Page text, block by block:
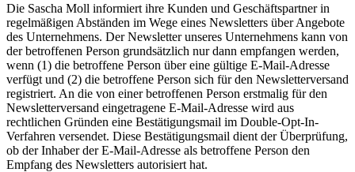
Die Sascha Moll informiert ihre Kunden und Geschäftspartner in
regelmäßigen Abständen im Wege eines Newsletters über Angebote
des Unternehmens. Der Newsletter unseres Unternehmens kann von
der betroffenen Person grundsätzlich nur dann empfangen werden,
wenn (1) die betroffene Person über eine gültige E-Mail-Adresse
verfügt und (2) die betroffene Person sich für den Newsletterversand
registriert. An die von einer betroffenen Person erstmalig für den
Newsletterversand eingetragene E-Mail-Adresse wird aus
rechtlichen Gründen eine Bestätigungsmail im Double-Opt-In-
Verfahren versendet. Diese Bestätigungsmail dient der Überprüfung,
ob der Inhaber der E-Mail-Adresse als betroffene Person den
Empfang des Newsletters autorisiert hat.